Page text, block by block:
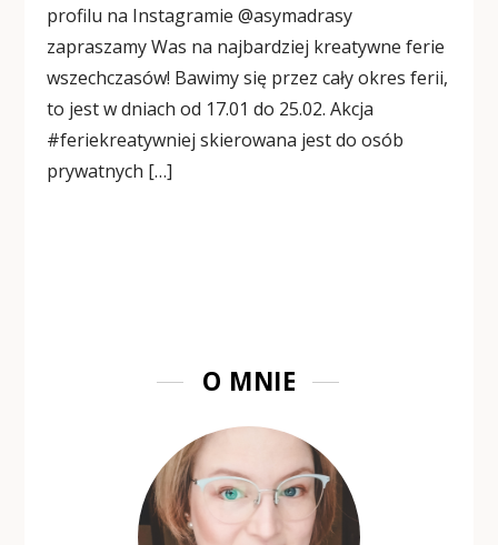
profilu na Instagramie @asymadrasy
zapraszamy Was na najbardziej kreatywne ferie
wszechczasów! Bawimy się przez cały okres ferii,
to jest w dniach od 17.01 do 25.02. Akcja
#feriekreatywniej skierowana jest do osób
prywatnych […]
O MNIE